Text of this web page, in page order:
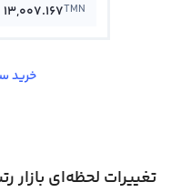
13,007.167TMN
خرید
تغییرات لحظه‌ای بازار